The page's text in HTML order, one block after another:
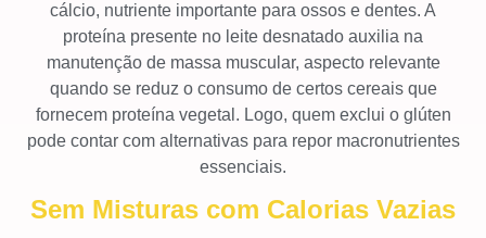
cálcio, nutriente importante para ossos e dentes. A
proteína presente no leite desnatado auxilia na
manutenção de massa muscular, aspecto relevante
quando se reduz o consumo de certos cereais que
fornecem proteína vegetal. Logo, quem exclui o glúten
pode contar com alternativas para repor macronutrientes
essenciais.
Sem Misturas com Calorias Vazias